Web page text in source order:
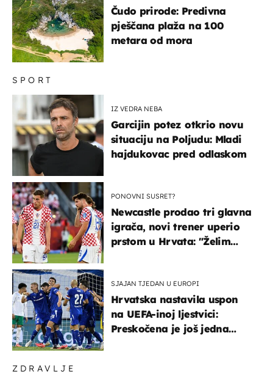
ZDRAVLJE
SPORT
IZ VEDRA NEBA
Garcijin potez otkrio novu
situaciju na Poljudu: Mladi
hajdukovac pred odlaskom
PONOVNI SUSRET?
Newcastle prodao tri glavna
igrača, novi trener uperio
prstom u Hrvata: "Želim
SJAJAN TJEDAN U EUROPI
Hrvatska nastavila uspon
na UEFA-inoj ljestvici:
Preskočena je još jedna
Čudo prirode: Predivna
pješčana plaža na 100
metara od mora